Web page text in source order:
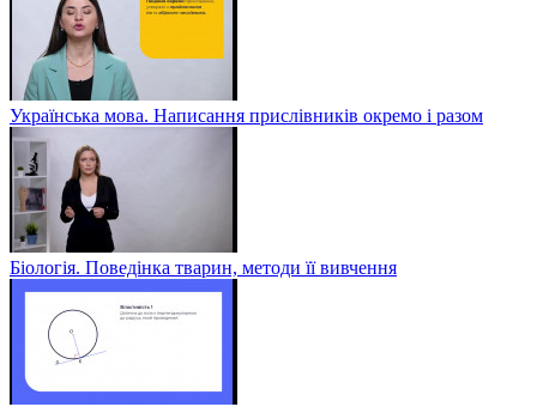
Українська мова. Написання прислівників окремо і разом
Біологія. Поведінка тварин, методи її вивчення